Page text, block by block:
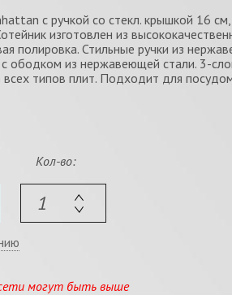
с ручкой со стекл. крышкой 16
изготовлен из
полировка. Стильные ручки из
ободком из нержавеющей стали. 3-
типов плит. Подходит для
Кол-во:
могут быть выше